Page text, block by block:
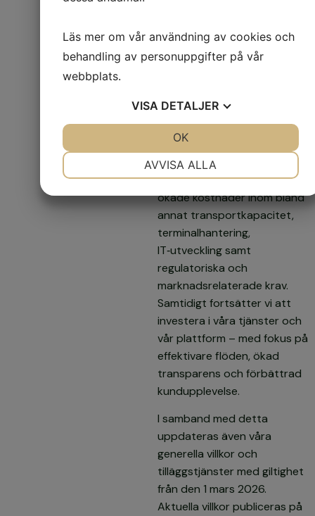
För att även framöver kunna
säkerställa hög kvalitet,
tillförlitlig kapacitet och en
föränderlig omvärld, kommer
en prisjustering per den 1
mars 2026.
Prisjusteringen grundar sig i
ökade kostnader inom bland
annat transportkapacitet,
terminalhantering,
IT‑utveckling samt
regulatoriska och
marknadsrelaterade krav.
Samtidigt fortsätter vi att
investera i våra tjänster och
vår plattform – med fokus på
effektivare flöden, ökad
transparens och förbättrad
kundupplevelse.
I samband med detta
uppdateras även våra
generella villkor och
tilläggstjänster med giltighet
från den 1 mars 2026.
Aktuella villkor publiceras på
Läs mer om vår användning av cookies och
behandling av personuppgifter på vår
webbplats.
VISA DETALJER
AVVISA ALLA
OK